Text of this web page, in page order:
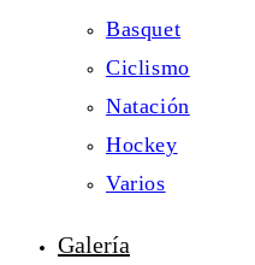
Basquet
Ciclismo
Natación
Hockey
Varios
Galería